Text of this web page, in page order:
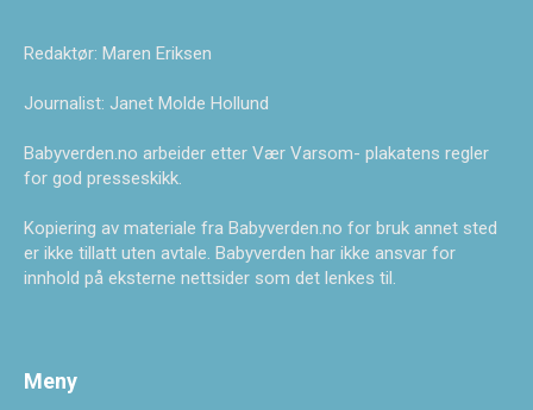
Redaktør: Maren Eriksen
Journalist: Janet Molde Hollund
Babyverden.no arbeider etter Vær Varsom- plakatens regler
for god presseskikk.
Kopiering av materiale fra Babyverden.no for bruk annet sted
er ikke tillatt uten avtale. Babyverden har ikke ansvar for
innhold på eksterne nettsider som det lenkes til.
Meny